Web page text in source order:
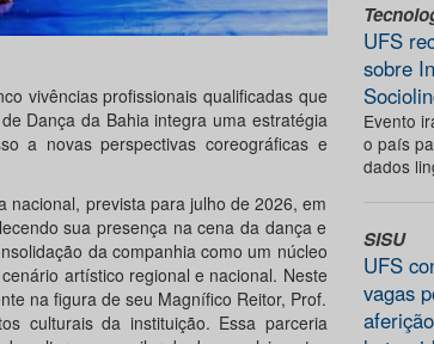
vivências profissionais qualificadas que
Dança da Bahia integra uma estratégia
a novas perspectivas coreográficas e
nacional, prevista para julho de 2026, em
sua presença na cena da dança e
da companhia como um núcleo
artístico regional e nacional. Neste
na figura de seu Magnífico Reitor, Prof.
culturais da instituição. Essa parceria
UFS
sobre
Evento
o país
dados
SISU
UFS
vagas